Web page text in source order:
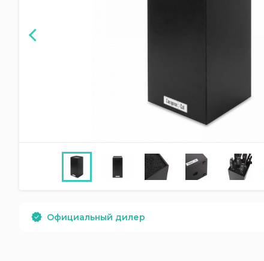
Официальный дилер